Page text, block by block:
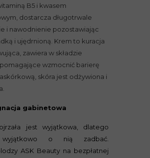
B5 i kwasem
dostarcza długotrwale
i nawodnienie pozostawiając
i ujędrnioną. Krem to kuracja
zawiera w składzie
wzmocnić barierę
skóra jest odżywiona i
gabinetowa
jest wyjątkowa, dlatego
wyjątkowo o nią zadbać.
ASK Beauty na bezpłatnej